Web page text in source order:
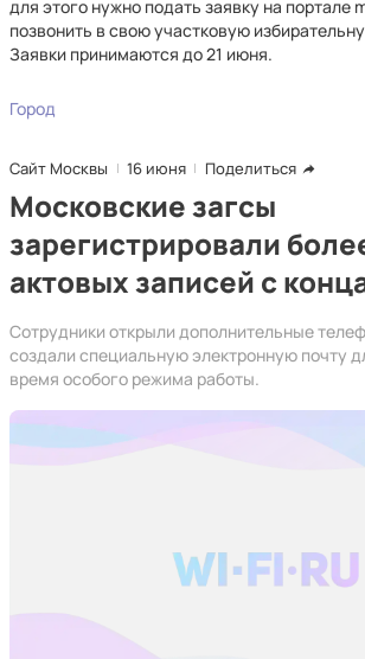
для этого нужно подать заявку на портале
позвонить в свою участковую
Заявки принимаются до 21 июня.
Город
Сайт Москвы 16 июня Поделиться
Московские загсы
зарегистрировали
актовых записей с
Сотрудники открыли дополнительные
создали специальную электронную почту
время особого режима работы.